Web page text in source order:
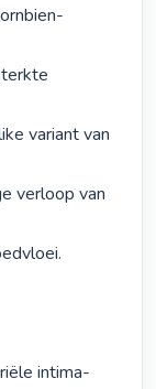
variant van
verloop van
intima-